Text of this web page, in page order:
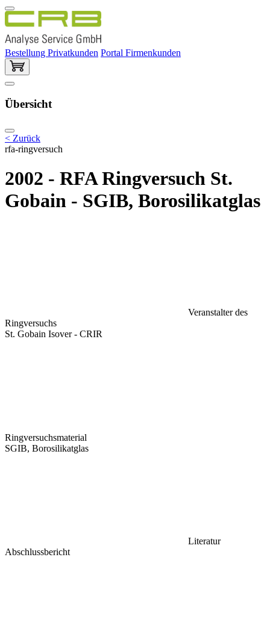
Bestellung Privatkunden Portal Firmenkunden
Übersicht
< Zurück
rfa-ringversuch
2002 - RFA Ringversuch St.
Gobain - SGIB, Borosilikatglas
Veranstalter des
Ringversuchs
St. Gobain Isover - CRIR
Ringversuchsmaterial
SGIB, Borosilikatglas
Literatur
Abschlussbericht